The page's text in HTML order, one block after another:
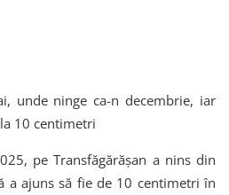
unde ninge ca-n decembrie, iar
10 centimetri
pe Transfăgărășan a nins din
a ajuns să fie de 10 centimetri în